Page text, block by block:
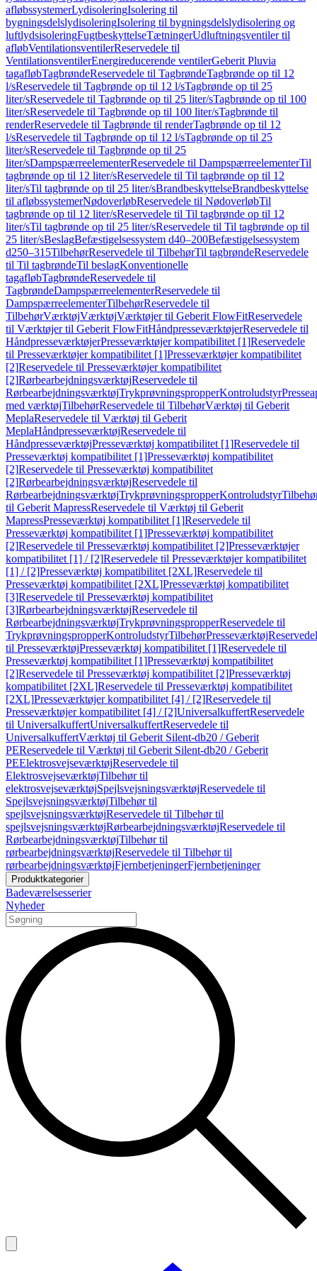
afløbssystemerLydisoleringIsolering til
bygningsdelslydisoleringIsolering til bygningsdelslydisolering og
luftlydsisoleringFugtbeskyttelseTætningerUdluftningsventiler til
afløbVentilationsventilerReservedele til
VentilationsventilerEnergireducerende ventilerGeberit Pluvia
tagafløbTagbrøndeReservedele til TagbrøndeTagbrønde op til 12
l/sReservedele til Tagbrønde op til 12 l/sTagbrønde op til 25
liter/sReservedele til Tagbrønde op til 25 liter/sTagbrønde op til 100
liter/sReservedele til Tagbrønde op til 100 liter/sTagbrønde til
renderReservedele til Tagbrønde til renderTagbrønde op til 12
l/sReservedele til Tagbrønde op til 12 l/sTagbrønde op til 25
liter/sReservedele til Tagbrønde op til 25
liter/sDampspærreelementerReservedele til DampspærreelementerTil
tagbrønde op til 12 liter/sReservedele til Til tagbrønde op til 12
liter/sTil tagbrønde op til 25 liter/sBrandbeskyttelseBrandbeskyttelse
til afløbssystemerNødoverløbReservedele til NødoverløbTil
tagbrønde op til 12 liter/sReservedele til Til tagbrønde op til 12
liter/sTil tagbrønde op til 25 liter/sReservedele til Til tagbrønde op til
25 liter/sBeslagBefæstigelsessystem d40–200Befæstigelsessystem
d250–315TilbehørReservedele til TilbehørTil tagbrøndeReservedele
til Til tagbrøndeTil beslagKonventionelle
tagafløbTagbrøndeReservedele til
TagbrøndeDampspærreelementerReservedele til
DampspærreelementerTilbehørReservedele til
TilbehørVærktøjVærktøjVærktøjer til Geberit FlowFitReservedele
til Værktøjer til Geberit FlowFitHåndpresseværktøjerReservedele til
HåndpresseværktøjerPresseværktøjer kompatibilitet [1]Reservedele
til Presseværktøjer kompatibilitet [1]Presseværktøjer kompatibilitet
[2]Reservedele til Presseværktøjer kompatibilitet
[2]RørbearbejdningsværktøjReservedele til
RørbearbejdningsværktøjTrykprøvningspropperKontroludstyr
med værktøjTilbehørReservedele til TilbehørVærktøj til Geberit
MeplaReservedele til Værktøj til Geberit
MeplaHåndpresseværktøjReservedele til
HåndpresseværktøjPresseværktøj kompatibilitet [1]Reservedele til
Presseværktøj kompatibilitet [1]Presseværktøj kompatibilitet
[2]Reservedele til Presseværktøj kompatibilitet
[2]RørbearbejdningsværktøjReservedele til
RørbearbejdningsværktøjTrykprøvningspropperKontroludstyr
til Geberit MapressReservedele til Værktøj til Geberit
MapressPresseværktøj kompatibilitet [1]Reservedele til
Presseværktøj kompatibilitet [1]Presseværktøj kompatibilitet
[2]Reservedele til Presseværktøj kompatibilitet [2]Presseværktøjer
kompatibilitet [1] / [2]Reservedele til Presseværktøjer kompatibilitet
[1] / [2]Presseværktøj kompatibilitet [2XL]Reservedele til
Presseværktøj kompatibilitet [2XL]Presseværktøj kompatibilitet
[3]Reservedele til Presseværktøj kompatibilitet
[3]RørbearbejdningsværktøjReservedele til
RørbearbejdningsværktøjTrykprøvningspropperReservedele til
TrykprøvningspropperKontroludstyrTilbehørPresseværktøj
til PresseværktøjPresseværktøj kompatibilitet [1]Reservedele til
Presseværktøj kompatibilitet [1]Presseværktøj kompatibilitet
[2]Reservedele til Presseværktøj kompatibilitet [2]Presseværktøj
kompatibilitet [2XL]Reservedele til Presseværktøj kompatibilitet
[2XL]Presseværktøjer kompatibilitet [4] / [2]Reservedele til
Presseværktøjer kompatibilitet [4] / [2]UniversalkuffertReservedele
til UniversalkuffertUniversalkuffertReservedele til
UniversalkuffertVærktøj til Geberit Silent-db20 / Geberit
PEReservedele til Værktøj til Geberit Silent-db20 / Geberit
PEElektrosvejseværktøjReservedele til
ElektrosvejseværktøjTilbehør til
elektrosvejseværktøjSpejlsvejsningsværktøjReservedele til
SpejlsvejsningsværktøjTilbehør til
spejlsvejsningsværktøjReservedele til Tilbehør til
spejlsvejsningsværktøjRørbearbejdningsværktøjReservedele til
RørbearbejdningsværktøjTilbehør til
rørbearbejdningsværktøjReservedele til Tilbehør til
rørbearbejdningsværktøjFjernbetjeningerFjernbetjeninger
Produktkategorier
Badeværelsesserier
Nyheder